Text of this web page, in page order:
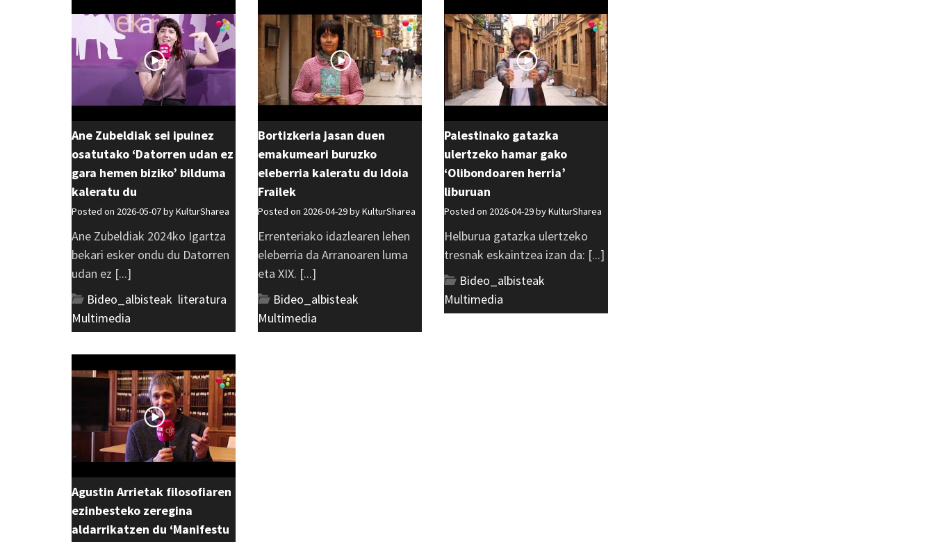
Ane Zubeldiak sei ipuinez
osatutako ‘Datorren udan ez
gara hemen biziko’ bilduma
kaleratu du
Posted on 2026-05-07 byKulturSharea
Ane Zubeldiak 2024ko Igartza
bekari esker ondu du Datorren
udan ez [...]
Bideo_albisteak literatura
Multimedia
Bortizkeria jasan duen
emakumeari buruzko
eleberria kaleratu du Idoia
Frailek
Posted on 2026-04-29 byKulturSharea
Errenteriako idazlearen lehen
eleberria da Arranoaren luma
eta XIX. [...]
Bideo_albisteak
Multimedia
Palestinako gatazka
ulertzeko hamar gako
‘Olibondoaren herria’
liburuan
Posted on 2026-04-29 byKulturSharea
Helburua gatazka ulertzeko
tresnak eskaintzea izan da: [...]
Bideo_albisteak
Multimedia
Agustin Arrietak filosofiaren
ezinbesteko zeregina
aldarrikatzen du ‘Manifestu